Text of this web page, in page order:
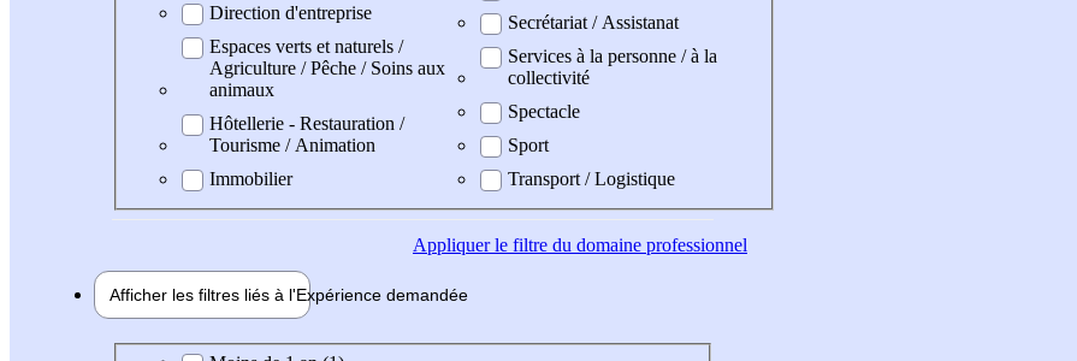
Direction d'entreprise
Espaces verts et naturels /
Agriculture / Pêche / Soins aux
animaux
Hôtellerie - Restauration /
Tourisme / Animation
Immobilier
Secrétariat / Assistanat
Services à la personne / à la
collectivité
Spectacle
Sport
Transport / Logistique
Appliquerle filtre du domaine professionnel
Afficher les filtres liés à l'Expérience demandée